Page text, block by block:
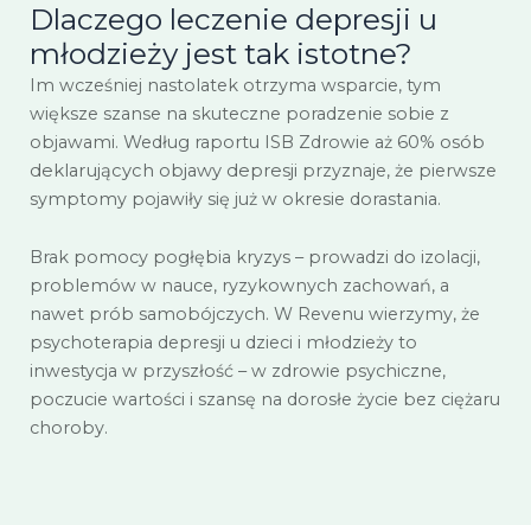
Dlaczego leczenie depresji u
młodzieży jest tak istotne?
Im wcześniej nastolatek otrzyma wsparcie, tym
większe szanse na skuteczne poradzenie sobie z
objawami. Według raportu ISB Zdrowie aż 60% osób
deklarujących objawy depresji przyznaje, że pierwsze
symptomy pojawiły się już w okresie dorastania.
Brak pomocy pogłębia kryzys – prowadzi do izolacji,
problemów w nauce, ryzykownych zachowań, a
nawet prób samobójczych. W Revenu wierzymy, że
psychoterapia depresji u dzieci i młodzieży to
inwestycja w przyszłość – w zdrowie psychiczne,
poczucie wartości i szansę na dorosłe życie bez ciężaru
choroby.